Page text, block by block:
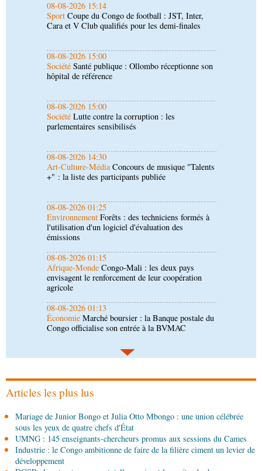
08-08-2026 15:00
SociétéSanté publique : Ollombo réceptionne son
hôpital de référence
08-08-2026 15:00
Société Lutte contre la corruption : les
parlementaires sensibilisés
08-08-2026 14:30
Art-Culture-MédiaConcours de musique "Talents
+" : la liste des participants publiée
08-08-2026 01:25
EnvironnementForêts : des techniciens formés à
l'utilisation d'un logiciel d'évaluation des
08-08-2026 01:15
Afrique-MondeCongo-Mali : les deux pays
envisagent le renforcement de leur coopération
agricole
08-08-2026 01:13
ÉconomieMarché boursier : la Banque postale du
Congo officialise son entrée à la BVMAC
08-08-2026 01:00
SociétéAccélération du développement: la
République du Congo mise sur sa diaspora
08-08-2026 00:45
gouvernement présente sa politique économique et
sociale 2027-2029 au Parlement
SociétéAssainissement et développement local :
les Nations unies réitèrent leur soutien au Congo
07-08-2026 11:03
Articles les plus lus
Mariage de Junior Bongo et Julia Otto Mbongo : une union célébrée
sous les yeux de quatre chefs d'État
UMNG : 145 enseignants-chercheurs promus aux sessions du Cames
Industrie : le Congo ambitionne de faire de la filière ciment un levier de
développement